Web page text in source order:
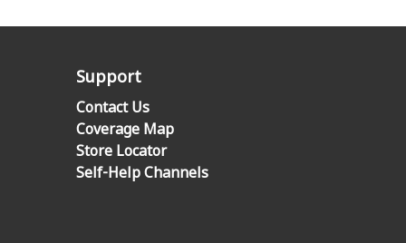
Support
Contact Us
Coverage Map
Store Locator
Self-Help Channels